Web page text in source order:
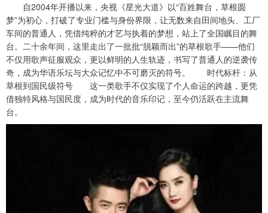
自2004年开播以来，央视《星光大道》以“百姓舞台，草根圆
梦”为初心，打破了专业门槛与身份界限，让无数来自田间地头、工厂
车间的普通人，凭借纯粹的才艺与执着的梦想，站上了全国瞩目的舞
台。二十余年间，这里走出了一批批“脱颖而出”的草根歌手——他们
不仅用歌声征服观众，更以鲜明的人生轨迹，书写了普通人的逆袭传
奇，成为华语乐坛与大众记忆中不可磨灭的符号。 时代标杆：从
草根到国民级符号 这一类歌手不仅实现了个人命运的跨越，更凭
借独特风格与国民度，成为时代的音乐印记，至今仍活跃在主流舞
台。